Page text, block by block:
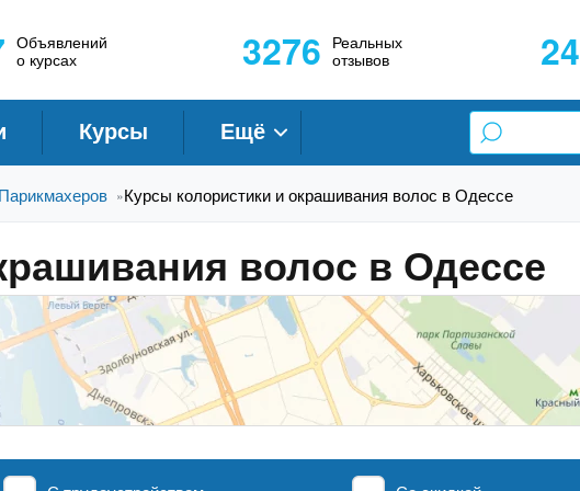
Объявлений
о курсах
3276 Реальных
отзывов
24
Курсы Ещё
»Курсы колористики и окрашивания волос в Одессе
волос в Одессе